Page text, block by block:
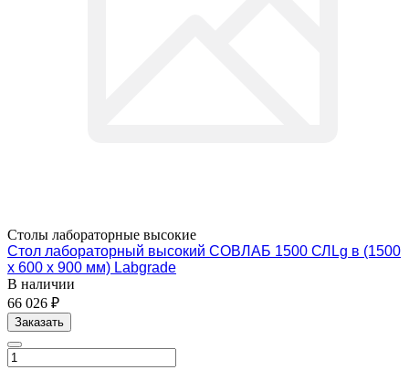
Столы лабораторные высокие
Стол лабораторный высокий СОВЛАБ 1500 СЛLg в (1500
х 600 х 900 мм) Labgrade
В наличии
66 026 ₽
Заказать